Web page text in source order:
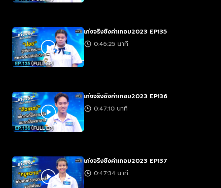
เก่งจริงชิงค่าเทอม2023 EP135
0:46:25 นาที
เก่งจริงชิงค่าเทอม2023 EP136
0:47:10 นาที
เก่งจริงชิงค่าเทอม2023 EP137
0:47:34 นาที